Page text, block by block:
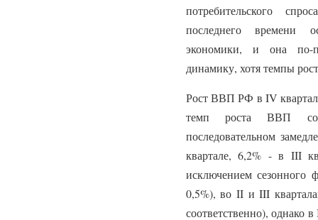
потребительского
последнего времени
экономики, и она по-
динамику, хотя темпы
Рост ВВП РФ в IV
темп роста ВВП
последовательном
квартале, 6,2% - в III
исключением сезонного
0,5%), во II и III
соответственно), однако